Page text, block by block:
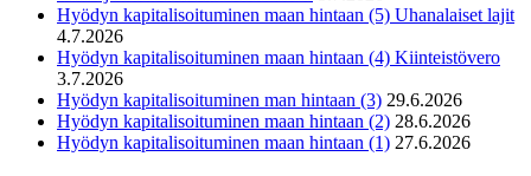
Hyödyn kapitalisoituminen maan hintaan (5) Uhanalaiset lajit
4.7.2026
Hyödyn kapitalisoituminen maan hintaan (4) Kiinteistövero
3.7.2026
Hyödyn kapitalisoituminen man hintaan (3) 29.6.2026
Hyödyn kapitalisoituminen maan hintaan (2) 28.6.2026
Hyödyn kapitalisoituminen maan hintaan (1) 27.6.2026